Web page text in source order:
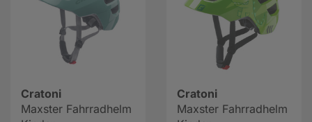
Cratoni
Maxster Fahrradhelm
Cratoni
Maxster Fahrradhelm